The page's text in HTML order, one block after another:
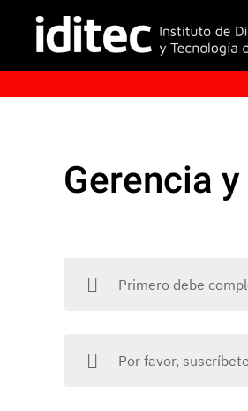
Gerencia
Primero debe
Por favor,